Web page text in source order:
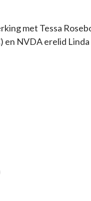
met Tessa
en NVDA erelid Linda